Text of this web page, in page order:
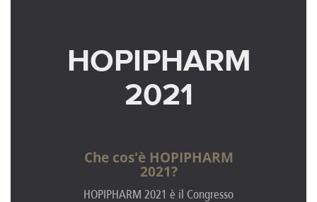
HOPIPHARM
2021
Che cos'è HOPIPHARM
2021?
HOPIPHARM 2021 è il Congresso